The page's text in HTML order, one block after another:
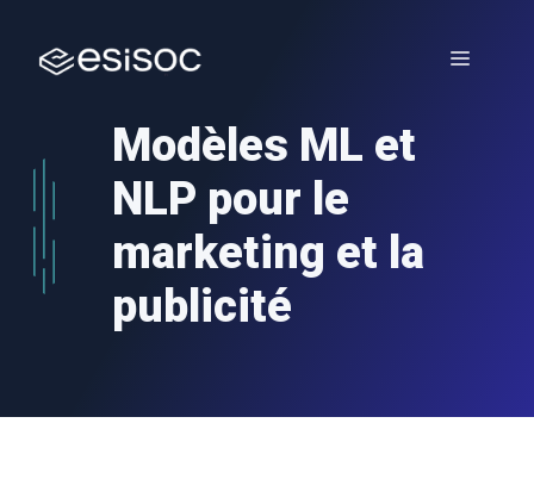
contenu
Menu
Modèles ML et
NLP pour le
marketing et la
publicité